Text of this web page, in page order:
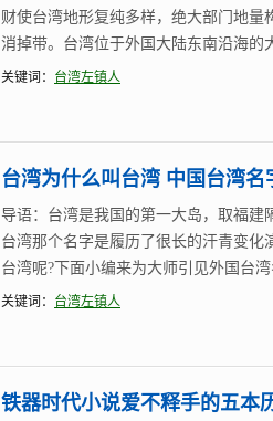
财使台湾地形复纯多样，绝大部门地
消掉带。台湾位于外国大陆东南沿海的
关键词： 台湾左镇人
台湾为什么叫台湾 中国台湾
导语：台湾是我国的第一大岛，取福建
台湾那个名字是履历了很长的汗青变化
台湾呢?下面小编来为大师引见外国台
关键词： 台湾左镇人
铁器时代小说爱不释手的五本